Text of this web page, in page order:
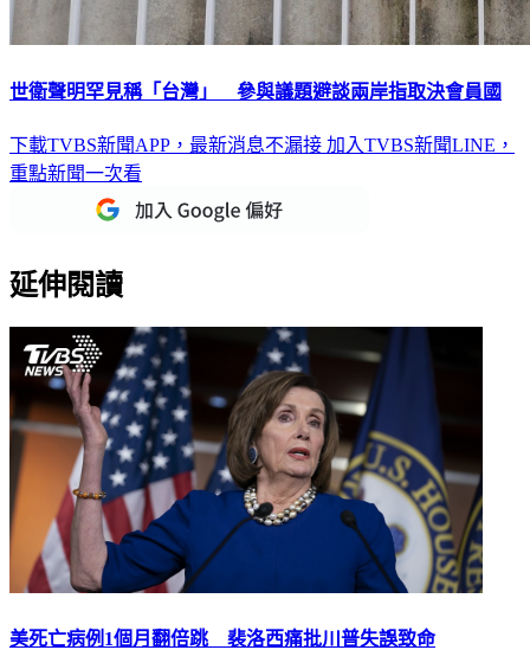
世衛聲明罕見稱「台灣」 參與議題避談兩岸指取決會員國
下載TVBS新聞APP，最新消息不漏接 加入TVBS新聞LINE，
重點新聞一次看
延伸閱讀
美死亡病例1個月翻倍跳 裴洛西痛批川普失誤致命